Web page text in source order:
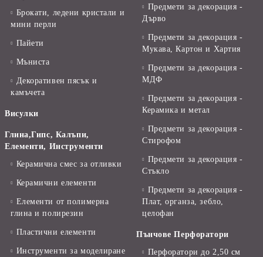
Брокати, ледени кристали и
мини перли
Пайети
Мъниста
Декоративен пясък и
камъчета
Висулки
Глина,Гипс, Калъпи,
Елементи, Инструменти
Керамична смес за отливки
Керамични елементи
Елементи от полимерна
глина и полирезин
Пластични елементи
Инструменти за моделиране
Предмети за декорация -
Дърво
Предмети за декорация -
Мукава, Картон и Хартия
Предмети за декорация -
МДФ
Предмети за декорация -
Керамика и метал
Предмети за декорация -
Стирофом
Предмети за декорация -
Стъкло
Предмети за декорация -
Плат, органза, зебло,
целофан
Пънчове Перфоратори
Перфоратори до 2,50 см